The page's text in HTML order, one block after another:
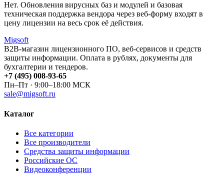
Нет. Обновления вирусных баз и модулей и базовая
техническая поддержка вендора через веб-форму входят в
цену лицензии на весь срок её действия.
Migsoft
B2B-магазин лицензионного ПО, веб-сервисов и средств
защиты информации. Оплата в рублях, документы для
бухгалтерии и тендеров.
+7 (495) 008-93-65
Пн–Пт · 9:00–18:00 МСК
sale@migsoft.ru
Каталог
Все категории
Все производители
Средства защиты информации
Российские ОС
Видеоконференции